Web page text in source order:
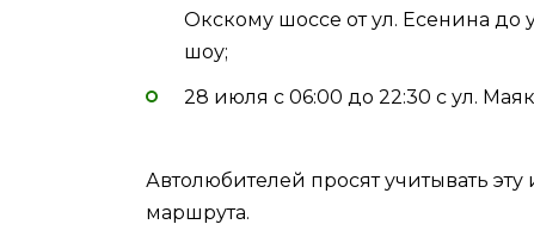
Окскому шоссе от ул. Есенина
шоу;
28 июля с 06:00 до 22:30 с ул.
Автолюбителей просят учитывать
маршрута.